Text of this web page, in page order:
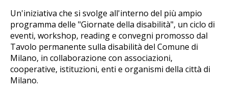
Un'iniziativa che si svolge all'interno del più ampio
programma delle "Giornate della disabilità", un ciclo di
eventi, workshop, reading e convegni promosso dal
Tavolo permanente sulla disabilità del Comune di
Milano, in collaborazione con associazioni,
cooperative, istituzioni, enti e organismi della città di
Milano.